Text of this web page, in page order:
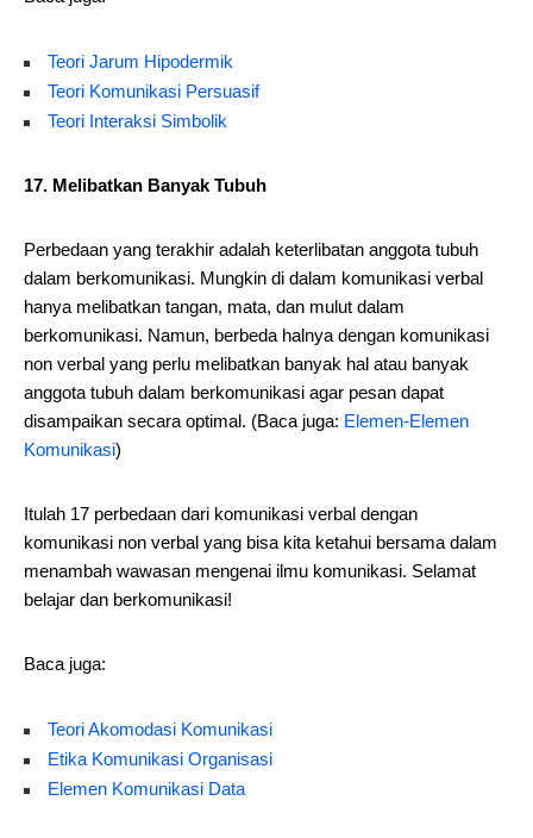
Teori Jarum Hipodermik
Teori Komunikasi Persuasif
Teori Interaksi Simbolik
17. Melibatkan Banyak Tubuh
Perbedaan yang terakhir adalah keterlibatan anggota tubuh
dalam berkomunikasi. Mungkin di dalam komunikasi verbal
hanya melibatkan tangan, mata, dan mulut dalam
berkomunikasi. Namun, berbeda halnya dengan komunikasi
non verbal yang perlu melibatkan banyak hal atau banyak
anggota tubuh dalam berkomunikasi agar pesan dapat
disampaikan secara optimal. (Baca juga: Elemen-Elemen
Komunikasi)
Itulah 17 perbedaan dari komunikasi verbal dengan
komunikasi non verbal yang bisa kita ketahui bersama dalam
menambah wawasan mengenai ilmu komunikasi. Selamat
belajar dan berkomunikasi!
Baca juga:
Teori Akomodasi Komunikasi
Etika Komunikasi Organisasi
Elemen Komunikasi Data